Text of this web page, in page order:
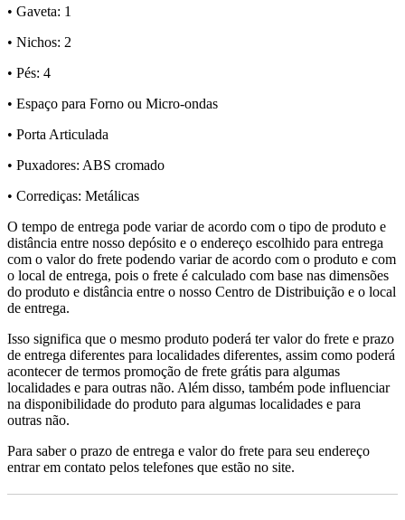
• Gaveta: 1
• Nichos: 2
• Pés: 4
• Espaço para Forno ou Micro-ondas
• Porta Articulada
• Puxadores: ABS cromado
• Corrediças: Metálicas
O tempo de entrega pode variar de acordo com o tipo de produto e
distância entre nosso depósito e o endereço escolhido para entrega
com o valor do frete podendo variar de acordo com o produto e com
o local de entrega, pois o frete é calculado com base nas dimensões
do produto e distância entre o nosso Centro de Distribuição e o local
de entrega.
Isso significa que o mesmo produto poderá ter valor do frete e prazo
de entrega diferentes para localidades diferentes, assim como poderá
acontecer de termos promoção de frete grátis para algumas
localidades e para outras não. Além disso, também pode influenciar
na disponibilidade do produto para algumas localidades e para
outras não.
Para saber o prazo de entrega e valor do frete para seu endereço
entrar em contato pelos telefones que estão no site.